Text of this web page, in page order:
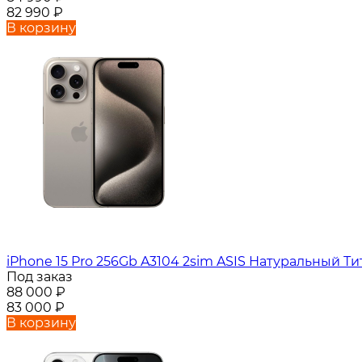
82 990 ₽
В корзину
iPhone 15 Pro 256Gb A3104 2sim ASIS Натуральный
Под заказ
88 000 ₽
83 000 ₽
В корзину